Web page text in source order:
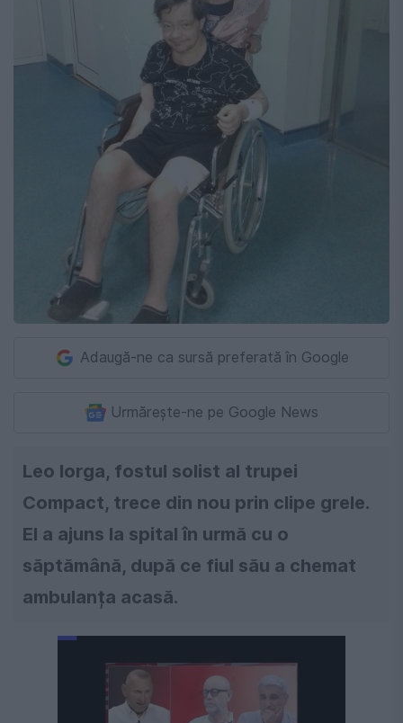
Adaugă-ne ca sursă preferată în Google
Urmărește-ne pe Google News
Leo Iorga, fostul solist al trupei
Compact, trece din nou prin clipe grele.
El a ajuns la spital în urmă cu o
săptămână, după ce fiul său a chemat
ambulanța acasă.